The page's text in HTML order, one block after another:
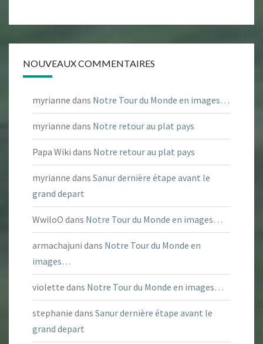
NOUVEAUX COMMENTAIRES
myrianne dans Notre Tour du Monde en images…
myrianne dans Notre retour au plat pays
Papa Wiki dans Notre retour au plat pays
myrianne dans Sanur dernière étape avant le
grand depart
WwiloO dans Notre Tour du Monde en images…
armachajuni dans Notre Tour du Monde en
images…
violette dans Notre Tour du Monde en images…
stephanie dans Sanur dernière étape avant le
grand depart